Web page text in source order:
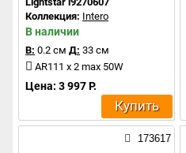
Коллекция: Intero
В наличии
В: 0.2 см Д: 33 см
AR111 x 2 max 50W
Цена: 3 997 Р.
Купить
173617